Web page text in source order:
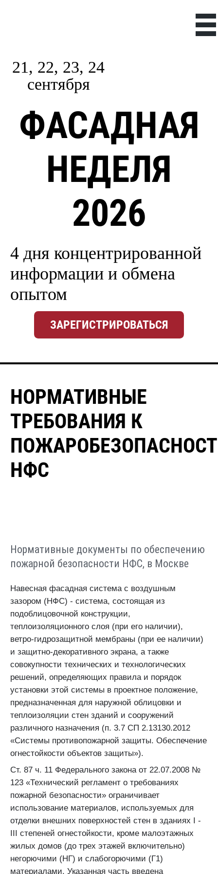
21, 22, 23, 24
сентября
ФАСАДНАЯ
НЕДЕЛЯ
2026
4 дня концентрированной
информации и обмена
опытом
ЗАРЕГИСТРИРОВАТЬСЯ
НОРМАТИВНЫЕ
ТРЕБОВАНИЯ К
НФС
Нормативные документы по обеспечению
пожарной безопасности НФС, в Москве
Навесная фасадная система с воздушным
зазором (НФС) - система, состоящая из
подоблицовочной конструкции,
теплоизоляционного слоя (при его наличии),
ветро-гидрозащитной мембраны (при ее наличии)
и защитно-декоративного экрана, а также
совокупности технических и технологических
решений, определяющих правила и порядок
установки этой системы в проектное положение,
предназначенная для наружной облицовки и
теплоизоляции стен зданий и сооружений
различного назначения (п. 3.7 СП 2.13130.2012
«Системы противопожарной защиты. Обеспечение
огнестойкости объектов защиты»).
Ст. 87 ч. 11 Федерального закона от 22.07.2008 №
123 «Технический регламент о требованиях
пожарной безопасности» ограничивает
использование материалов, используемых для
отделки внешних поверхностей стен в зданиях I -
III степеней огнестойкости, кроме малоэтажных
жилых домов (до трех этажей включительно)
негорючими (НГ) и слабогорючими (Г1)
материалами. Указанная часть введена